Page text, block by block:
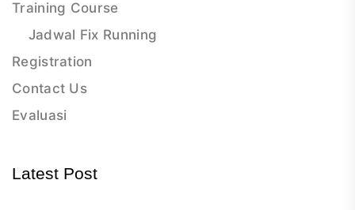
Training Course
Jadwal Fix Running
Registration
Contact Us
Evaluasi
Latest Post